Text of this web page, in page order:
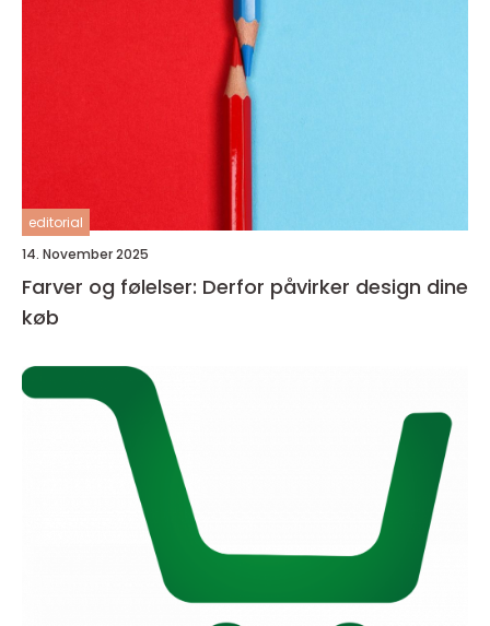
editorial
14. November 2025
Farver og følelser: Derfor påvirker design dine
køb